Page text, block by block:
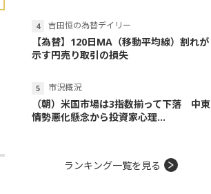
吉田恒の為替デイリー
【為替】120日MA（移動平均線）割れが
示す円売り取引の損失
市況概況
（朝）米国市場は3指数揃って下落 中東
情勢悪化懸念から投資家心理...
ランキング一覧を見る